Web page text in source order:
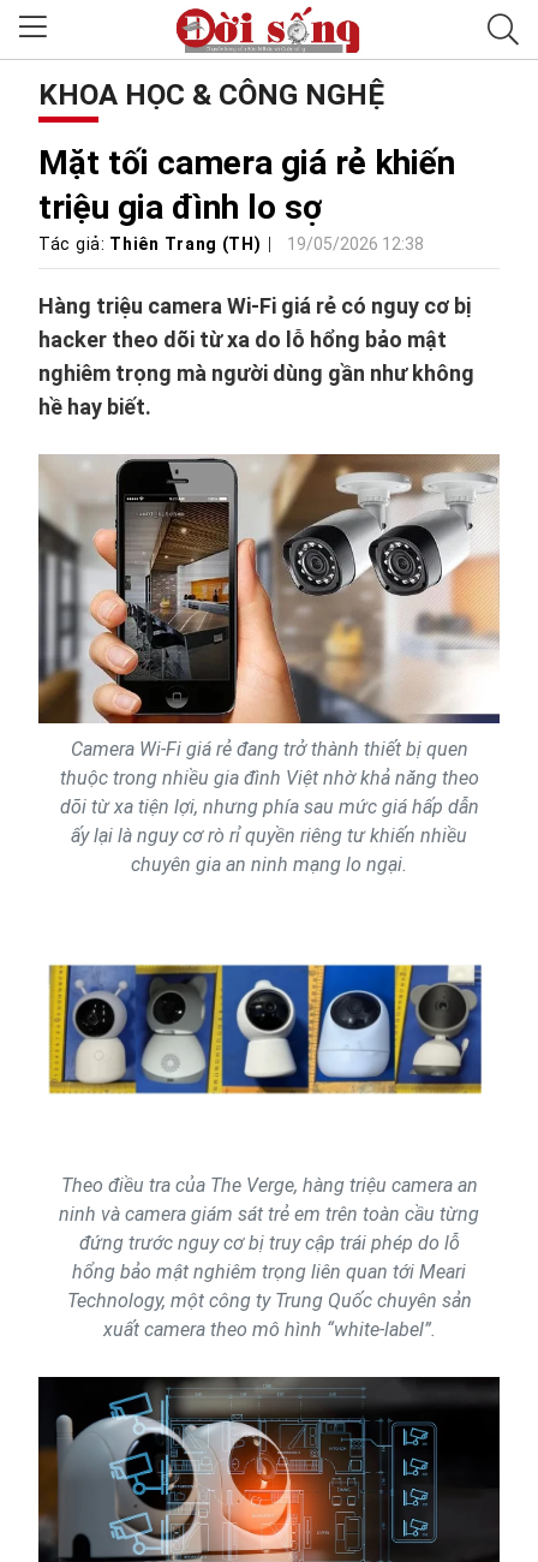
KHOA HỌC & CÔNG NGHỆ
Mặt tối camera giá rẻ khiến
triệu gia đình lo sợ
Tác giả: Thiên Trang (TH) 19/05/2026 12:38
Hàng triệu camera Wi-Fi giá rẻ có nguy cơ bị
hacker theo dõi từ xa do lỗ hổng bảo mật
nghiêm trọng mà người dùng gần như không
hề hay biết.
Camera Wi-Fi giá rẻ đang trở thành thiết bị quen
thuộc trong nhiều gia đình Việt nhờ khả năng theo
dõi từ xa tiện lợi, nhưng phía sau mức giá hấp dẫn
ấy lại là nguy cơ rò rỉ quyền riêng tư khiến nhiều
chuyên gia an ninh mạng lo ngại.
Theo điều tra của The Verge, hàng triệu camera an
ninh và camera giám sát trẻ em trên toàn cầu từng
đứng trước nguy cơ bị truy cập trái phép do lỗ
hổng bảo mật nghiêm trọng liên quan tới Meari
Technology, một công ty Trung Quốc chuyên sản
xuất camera theo mô hình “white-label”.